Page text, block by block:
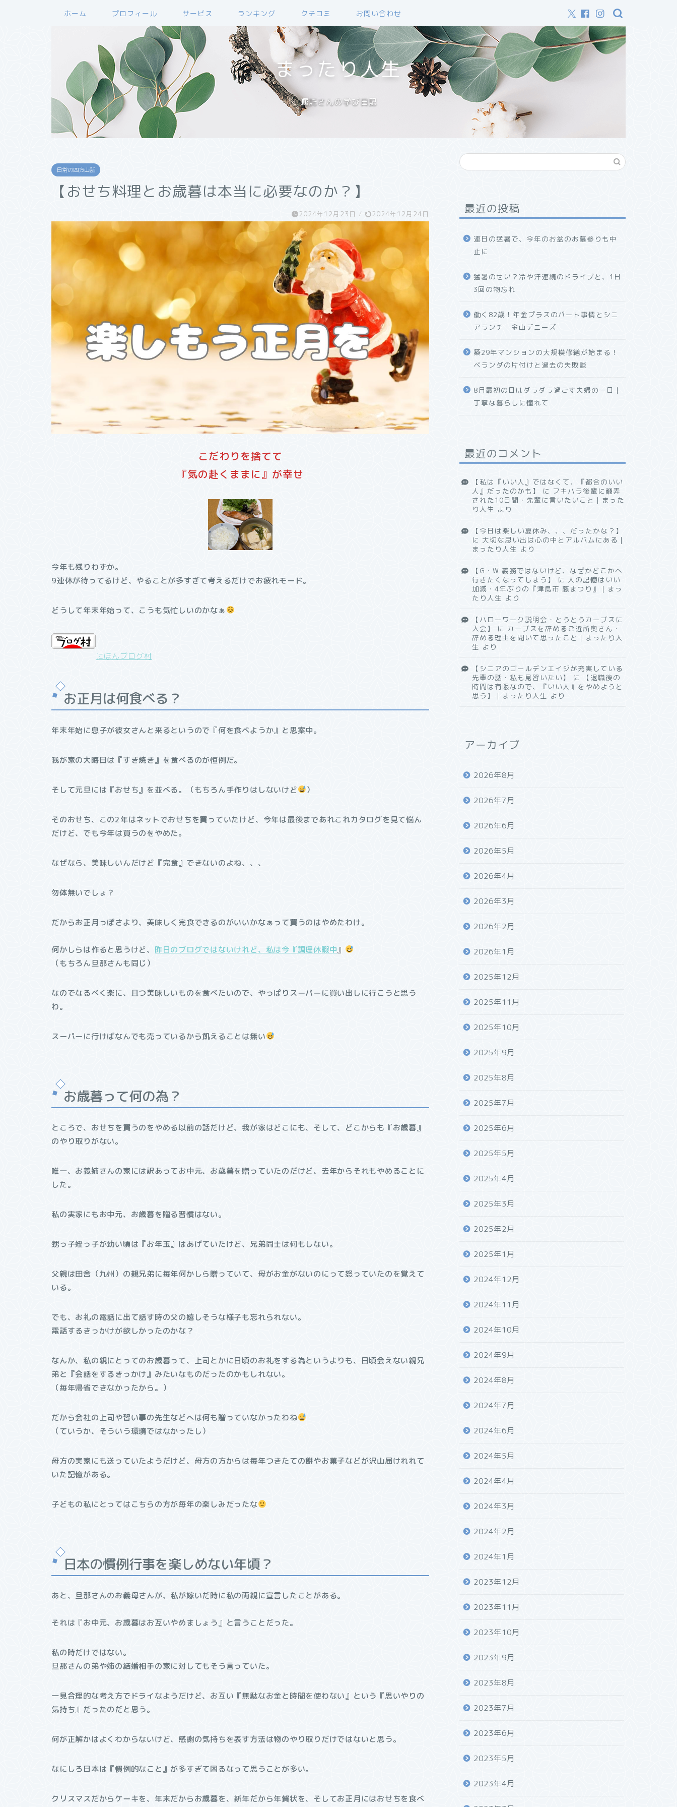
ホーム プロフィール サービス ランキング クチコミ お問い合わせ
まったり人生
嘱託さんの学び日記
日常の四方山話
【おせち料理とお歳暮は本当に必要なのか？】
2024年12月23日 / 2024年12月24日
こだわりを捨てて
『気の赴くままに』が幸せ
今年も残りわずか。
9連休が待ってるけど、やることが多すぎて考えるだけでお疲れモード。
どうして年末年始って、こうも気忙しいのかなぁ
にほんブログ村
お正月は何食べる？
年末年始に息子が彼女さんと来るというので『何を食べようか』と思案中。
我が家の大晦日は『すき焼き』を食べるのが恒例だ。
そして元旦には『おせち』を並べる。（もちろん手作りはしないけど ）
そのおせち、この2年はネットでおせちを買っていたけど、今年は最後まであれこれカタログを見て悩ん
だけど、でも今年は買うのをやめた。
なぜなら、美味しいんだけど『完食』できないのよね、、、
勿体無いでしょ？
だからお正月っぽさより、美味しく完食できるのがいいかなぁって買うのはやめたわけ。
何かしらは作ると思うけど、 昨日のブログではないけれど、私は今『調理休暇中』
（もちろん旦那さんも同じ）
なのでなるべく楽に、且つ美味しいものを食べたいので、やっぱりスーパーに買い出しに行こうと思う
わ。
スーパーに行けばなんでも売っているから飢えることは無い
お歳暮って何の為？
ところで、おせちを買うのをやめる以前の話だけど、我が家はどこにも、そして、どこからも『お歳暮』
のやり取りがない。
唯一、お義姉さんの家には訳あってお中元、お歳暮を贈っていたのだけど、去年からそれもやめることに
した。
私の実家にもお中元、お歳暮を贈る習慣はない。
甥っ子姪っ子が幼い頃は『お年玉』はあげていたけど、兄弟同士は何もしない。
父親は田舎（九州）の親兄弟に毎年何かしら贈っていて、母がお金がないのにって怒っていたのを覚えて
いる。
でも、お礼の電話に出て話す時の父の嬉しそうな様子も忘れられない。
電話するきっかけが欲しかったのかな？
なんか、私の親にとってのお歳暮って、上司とかに日頃のお礼をする為というよりも、日頃会えない親兄
弟と『会話をするきっかけ』みたいなものだったのかもしれない。
（毎年帰省できなかったから。）
だから会社の上司や習い事の先生などへは何も贈っていなかったわね
（ていうか、そういう環境ではなかったし）
母方の実家にも送っていたようだけど、母方の方からは毎年つきたての餅やお菓子などが沢山届けれれて
いた記憶がある。
子どもの私にとってはこちらの方が毎年の楽しみだったな
日本の慣例行事を楽しめない年頃？
あと、旦那さんのお義母さんが、私が嫁いだ時に私の両親に宣言したことがある。
それは『お中元、お歳暮はお互いやめましょう』と言うことだった。
私の時だけではない。
旦那さんの弟や姉の結婚相手の家に対してもそう言っていた。
一見合理的な考え方でドライなようだけど、お互い『無駄なお金と時間を使わない』という『思いやりの
気持ち』だったのだと思う。
何が正解かはよくわからないけど、感謝の気持ちを表す方法は物のやり取りだけではないと思う。
なにしろ日本は『慣例的なこと』が多すぎて困るなって思うことが多い。
クリスマスだからケーキを、年末だからお歳暮を、新年だから年賀状を、そしてお正月にはおせちを食べ
最近の投稿
連日の猛暑で、今年のお盆のお墓参りも中
止に
猛暑のせい？冷や汗連続のドライブと、1日
3回の物忘れ
働く82歳！年金プラスのパート事情とシニ
アランチ｜金山デニーズ
築29年マンションの大規模修繕が始まる！
ベランダの片付けと過去の失敗談
8月最初の日はダラダラ過ごす夫婦の一日｜
丁寧な暮らしに憧れて
最近のコメント
【私は『いい人』ではなくて、『都合のいい
人』だったのかも】
に フキハラ後輩に翻弄
された10日間・先輩に言いたいこと｜まった
り人生 より
【今日は楽しい夏休み、、、だったかな？】
に 大切な思い出は心の中とアルバムにある｜
まったり人生 より
【G・W 義務ではないけど、なぜかどこかへ
行きたくなってしまう】
に 人の記憶はいい
加減・4年ぶりの『津島市 藤まつり』｜まっ
たり人生 より
【ハローワーク説明会・とうとうカーブスに
入会】
に カーブスを辞めるご近所奥さん・
辞める理由を聞いて思ったこと｜まったり人
生 より
【シニアのゴールデンエイジが充実している
先輩の話・私も見習いたい】
に
【退職後の
時間は有限なので、『いい人』をやめようと
思う】｜まったり人生 より
アーカイブ
2026年8月
2026年7月
2026年6月
2026年5月
2026年4月
2026年3月
2026年2月
2026年1月
2025年12月
2025年11月
2025年10月
2025年9月
2025年8月
2025年7月
2025年6月
2025年5月
2025年4月
2025年3月
2025年2月
2025年1月
2024年12月
2024年11月
2024年10月
2024年9月
2024年8月
2024年7月
2024年6月
2024年5月
2024年4月
2024年3月
2024年2月
2024年1月
2023年12月
2023年11月
2023年10月
2023年9月
2023年8月
2023年7月
2023年6月
2023年5月
2023年4月